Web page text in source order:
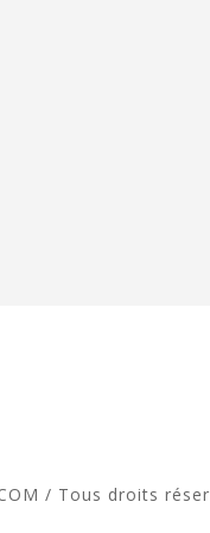
/ Tous droits